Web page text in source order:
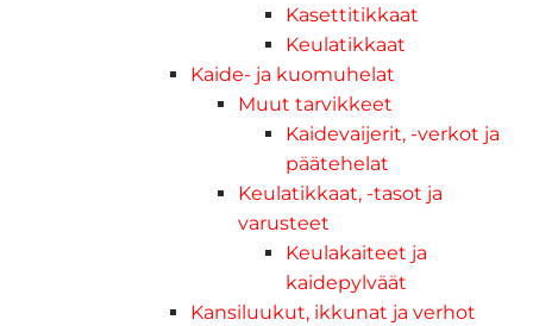
Kasettitikkaat
Keulatikkaat
Kaide- ja kuomuhelat
Muut tarvikkeet
Kaidevaijerit, -verkot ja
päätehelat
Keulatikkaat, -tasot ja
varusteet
Keulakaiteet ja
kaidepylväät
Kansiluukut, ikkunat ja verhot